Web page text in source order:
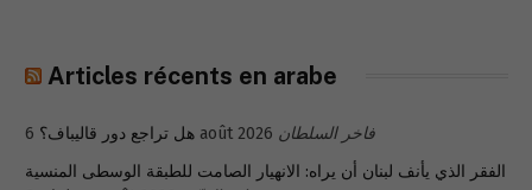
Articles récents en arabe
هل تراجع دور قاليباف؟ 6 août 2026 فاخر السلطان
الفقر الذي يأنف لبنان أن يراه: الانهيار الصامت للطبقة الوسطى المنسية